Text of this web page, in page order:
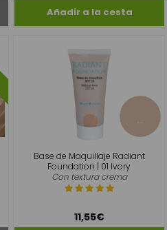
Base de Maquillaje Radiant
Foundation | 01 Ivory
Con textura crema
11,55€